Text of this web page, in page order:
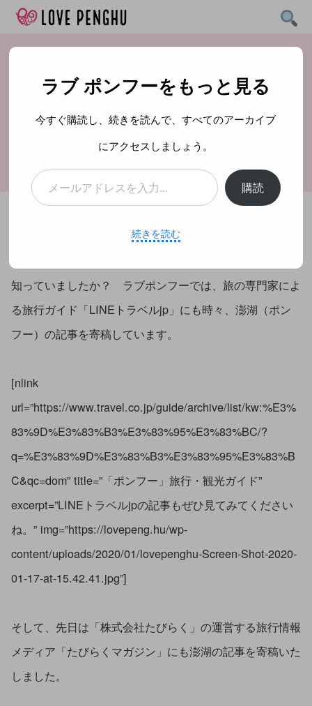
Skip
「たびらくマガジン」に
澎湖の観光地まとめ記事
を寄稿しました
投稿日：2020年01月17日
知っていましたか？ ラブポンフーでは、旅の専門家によ
る旅行ガイド「LINEトラベルjp」にも時々、澎湖（ポン
フー）の記事を寄稿しています。
[nlink
url=”https://www.travel.co.jp/guide/archive/list/kw:%E3%
83%9D%E3%83%B3%E3%83%95%E3%83%BC/?
q=%E3%83%9D%E3%83%B3%E3%83%95%E3%83%B
C&qc=dom” title=”「ポンフー」旅行・観光ガイド”
excerpt=”LINEトラベルjpの記事もぜひ見てみてください
ね。” img=”https://lovepeng.hu/wp-
content/uploads/2020/01/lovepenghu-Screen-Shot-2020-
01-17-at-15.42.41.jpg”]
そして、先日は「株式会社たびらく」の運営する旅行情報
メディア「たびらくマガジン」にも澎湖の記事を寄稿いた
しました。
ラブ ポンフーをもっと見る
今すぐ購読し、続きを読んで、すべてのアーカイブ
にアクセスしましょう。
メールアドレスを入力...
購読
続きを読む